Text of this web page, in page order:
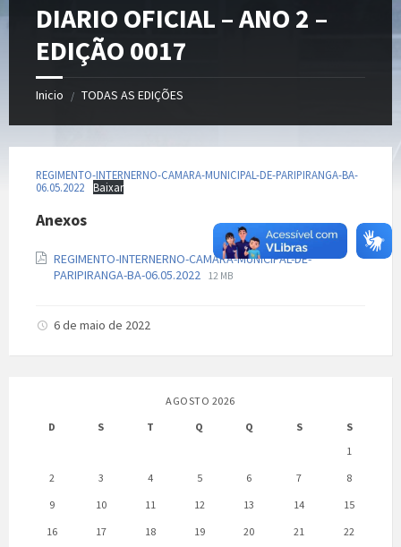
DIARIO OFICIAL – ANO 2 –
EDIÇÃO 0017
Inicio / TODAS AS EDIÇÕES
REGIMENTO-INTERNERNO-CAMARA-MUNICIPAL-DE-PARIPIRANGA-BA-
06.05.2022
Baixar
Anexos
REGIMENTO-INTERNERNO-CAMARA-MUNICIPAL-DE-
PARIPIRANGA-BA-06.05.2022 Extensão
Tamanho
12 MB
6 de maio de 2022
AGOSTO 2026
D
S T Q Q S
S
1
2
3 4 5 6 7
8
9
10 11 12 13 14
15
16
17 18 19 20 21 22